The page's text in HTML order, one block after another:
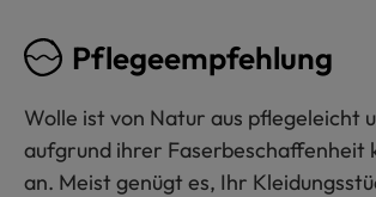
Pflegeempfehlung
Wolle ist von Natur aus pflegeleicht
aufgrund ihrer Faserbeschaffenheit
an. Meist genügt es, Ihr